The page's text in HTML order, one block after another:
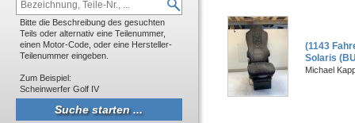
(1143
Solaris
Michael
Bitte die Beschreibung des gesuchten
Teils oder alternativ eine Teilenummer,
einen Motor-Code, oder eine Hersteller-
Teilenummer eingeben.
Zum Beispiel:
Scheinwerfer Golf IV